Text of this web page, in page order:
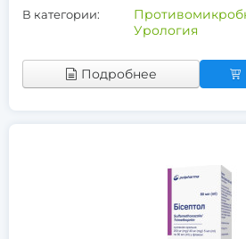
В категории:
Урология
Подробнее